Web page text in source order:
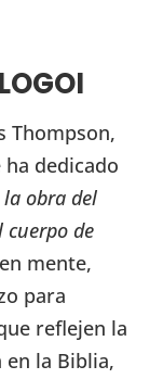
Thompson,
ha dedicado
obra del
de
mente,
para
reflejen la
en la Biblia,